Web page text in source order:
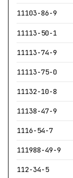
11103-86-9
11113-50-1
11113-74-9
11113-75-0
11132-10-8
11138-47-9
1116-54-7
111988-49-9
112-34-5